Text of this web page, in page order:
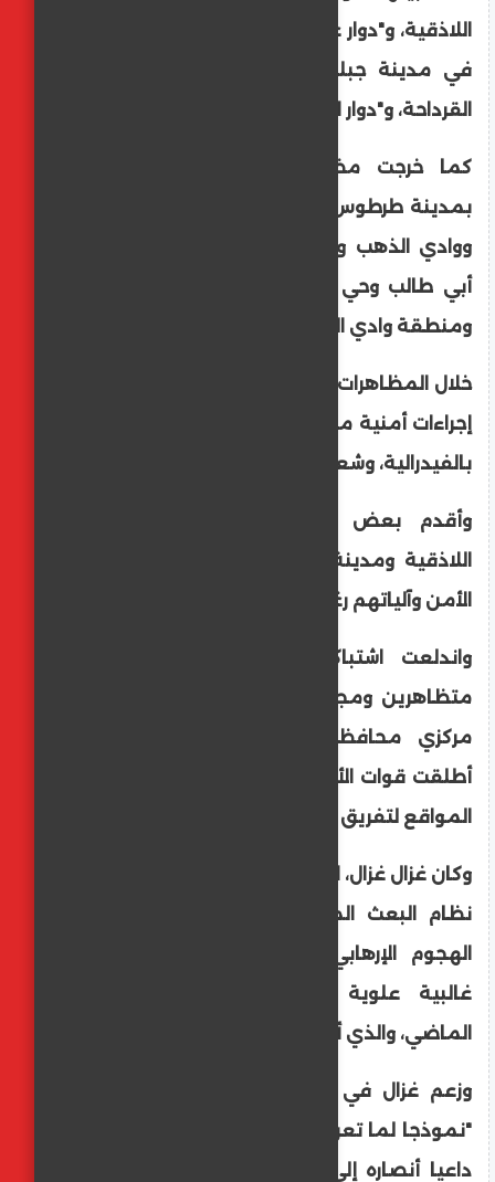
اللاذقية، و"دوار عمارة" و"دوار حي المستشفى"
في مدينة جبلة، و"دوار المريجة" في بلدة
القرداحة، و"دوار القصور" في مدينة بانياس.
كما خرجت مظاهرات في "دوار السعدي"
بمدينة طرطوس، إضافة إلى مناطق مصياف
ووادي الذهب وساحة مسجد الإمام علي بن
أبي طالب وحي الزهراء في محافظة حمص،
ومنطقة وادي العيون في محافظة حماة.
خلال المظاهرات التي اتخذت فيها قوات الأمن
إجراءات أمنية مشددة، أُطلقت هتافات تطالب
بالفيدرالية، وشعارات ضد حكومة دمشق.
وأقدم بعض المتظاهرين في محافظة
اللاذقية ومدينة جبلة، على مهاجمة عناصر
الأمن وآلياتهم رغم التدابير الأمنية المكثفة.
واندلعت اشتباكات بالعصي والحجارة بين
متظاهرين ومجموعات ذات رؤى مغايرة في
مركزي محافظتي اللاذقية وحمص، فيما
أطلقت قوات الأمن النار في الهواء في بعض
المواقع لتفريق الجموع.
وكان غزال غزال، المعروف بعلاقاته الوثيقة مع
نظام البعث المخلوع، قد أصدر بيانا عقب
الهجوم الإرهابي على مسجد بحي تقطنه
غالبية علوية بمحافظة حمص الجمعة
الماضي، والذي أسفر عن مقتل 8 أشخاص.
وزعم غزال في تصريحاته أن ما جرى يمثل
"نموذجا لما تعرض له اليهود على يد النازية"،
داعيا أنصاره إلى تنظيم مظاهرات للمطالبة